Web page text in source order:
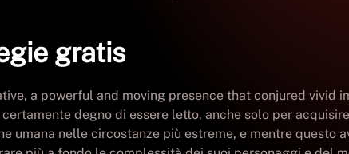
gratis
a powerful and moving presence that conjured vivid
degno di essere letto, anche solo per
umana nelle circostanze più estreme, e mentre